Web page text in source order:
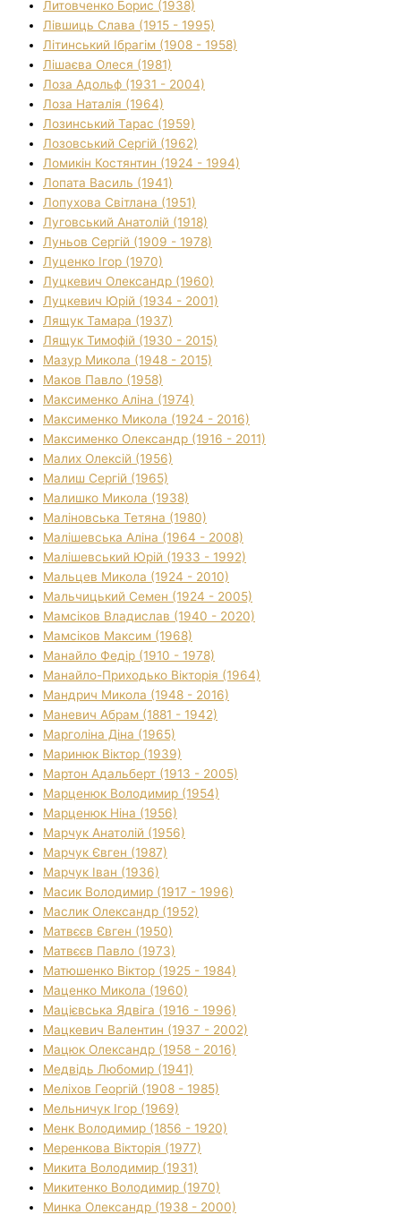
Литовченко Борис (1938)
Лівшиць Слава (1915 - 1995)
Літинський Ібрагім (1908 - 1958)
Лішаєва Олеся (1981)
Лоза Адольф (1931 - 2004)
Лоза Наталія (1964)
Лозинський Тарас (1959)
Лозовський Сергій (1962)
Ломикін Костянтин (1924 - 1994)
Лопата Василь (1941)
Лопухова Світлана (1951)
Луговський Анатолій (1918)
Луньов Сергій (1909 - 1978)
Луценко Ігор (1970)
Луцкевич Олександр (1960)
Луцкевич Юрій (1934 - 2001)
Лящук Тамара (1937)
Лящук Тимофій (1930 - 2015)
Мазур Микола (1948 - 2015)
Маков Павло (1958)
Максименко Аліна (1974)
Максименко Микола (1924 - 2016)
Максименко Олександр (1916 - 2011)
Малих Олексій (1956)
Малиш Сергій (1965)
Малишко Микола (1938)
Маліновська Тетяна (1980)
Малішевська Аліна (1964 - 2008)
Малішевський Юрій (1933 - 1992)
Мальцев Микола (1924 - 2010)
Мальчицький Семен (1924 - 2005)
Мамсіков Владислав (1940 - 2020)
Мамсіков Максим (1968)
Манайло Федір (1910 - 1978)
Манайло-Приходько Вікторія (1964)
Мандрич Микола (1948 - 2016)
Маневич Абрам (1881 - 1942)
Марголіна Діна (1965)
Маринюк Віктор (1939)
Мартон Адальберт (1913 - 2005)
Марценюк Володимир (1954)
Марценюк Ніна (1956)
Марчук Анатолій (1956)
Марчук Євген (1987)
Марчук Іван (1936)
Масик Володимир (1917 - 1996)
Маслик Олександр (1952)
Матвєєв Євген (1950)
Матвєєв Павло (1973)
Матюшенко Віктор (1925 - 1984)
Маценко Микола (1960)
Мацієвська Ядвіга (1916 - 1996)
Мацкевич Валентин (1937 - 2002)
Мацюк Олександр (1958 - 2016)
Медвідь Любомир (1941)
Меліхов Георгій (1908 - 1985)
Мельничук Ігор (1969)
Менк Володимир (1856 - 1920)
Меренкова Вікторія (1977)
Микита Володимир (1931)
Микитенко Володимир (1970)
Минка Олександр (1938 - 2000)